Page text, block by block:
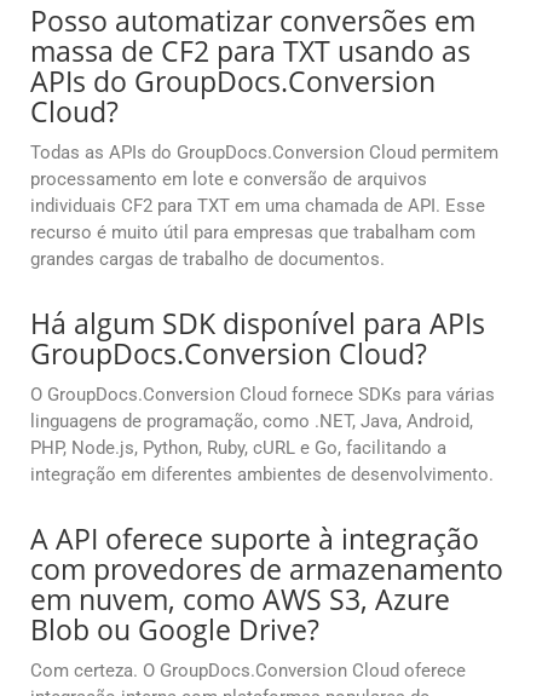
Posso automatizar conversões em
massa de CF2 para TXT usando as
APIs do GroupDocs.Conversion
Cloud?
Todas as APIs do GroupDocs.Conversion Cloud permitem
processamento em lote e conversão de arquivos
individuais CF2 para TXT em uma chamada de API. Esse
recurso é muito útil para empresas que trabalham com
grandes cargas de trabalho de documentos.
Há algum SDK disponível para APIs
GroupDocs.Conversion Cloud?
O GroupDocs.Conversion Cloud fornece SDKs para várias
linguagens de programação, como .NET, Java, Android,
PHP, Node.js, Python, Ruby, cURL e Go, facilitando a
integração em diferentes ambientes de desenvolvimento.
A API oferece suporte à integração
com provedores de armazenamento
em nuvem, como AWS S3, Azure
Blob ou Google Drive?
Com certeza. O GroupDocs.Conversion Cloud oferece